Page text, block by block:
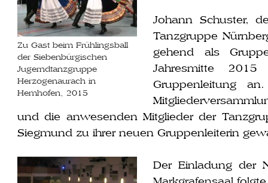
Zu Gast beim Frühlingsball
der Siebenbürgischen
Jugerndtanzgruppe
Herzogenaurach in
Hemhofen, 2015
Johann Schuster,
Tanzgruppe
ge­hend als
Jahresmitte
Gruppenleitung
und die anwe­sen­den Mitglieder der
Siegmund zu ihrer neu­en Gruppenleiterin
Der Einladung der